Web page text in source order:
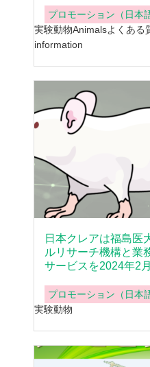
プロモーション（日本
実験動物Animalsよくある
information
日本クレアは福島医
ルリサーチ機構と業
サービスを2024年2
プロモーション（日本
実験動物